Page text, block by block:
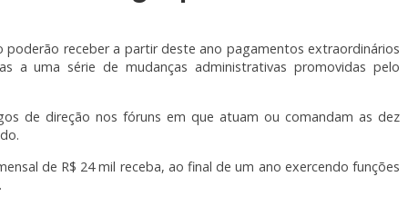
poderão receber a partir deste ano pagamentos extraordinários
a uma série de mudanças administrativas promovidas pelo
de direção nos fóruns em que atuam ou comandam as dez
de R$ 24 mil receba, ao final de um ano exercendo funções